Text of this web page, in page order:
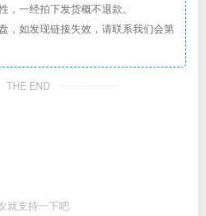
，一经拍下发货概不退款。
，如发现链接失效，请联系我们会第
THE END
就支持一下吧